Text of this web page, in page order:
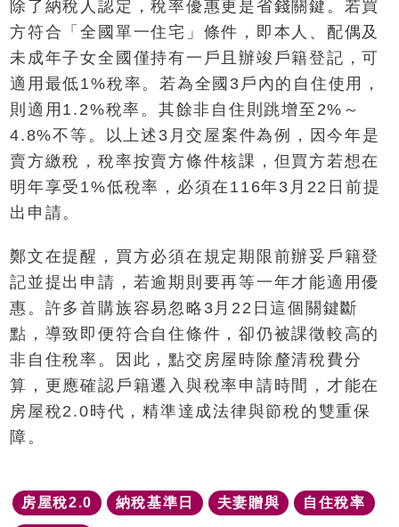
除了納稅人認定，稅率優惠更是省錢關鍵。若買
方符合「全國單一住宅」條件，即本人、配偶及
未成年子女全國僅持有一戶且辦竣戶籍登記，可
適用最低1%稅率。若為全國3戶內的自住使用，
則適用1.2%稅率。其餘非自住則跳增至2%～
4.8%不等。以上述3月交屋案件為例，因今年是
賣方繳稅，稅率按賣方條件核課，但買方若想在
明年享受1%低稅率，必須在116年3月22日前提
出申請。
鄭文在提醒，買方必須在規定期限前辦妥戶籍登
記並提出申請，若逾期則要再等一年才能適用優
惠。許多首購族容易忽略3月22日這個關鍵斷
點，導致即便符合自住條件，卻仍被課徵較高的
非自住稅率。因此，點交房屋時除釐清稅費分
算，更應確認戶籍遷入與稅率申請時間，才能在
房屋稅2.0時代，精準達成法律與節稅的雙重保
障。
房屋稅2.0 納稅基準日 夫妻贈與 自住稅率